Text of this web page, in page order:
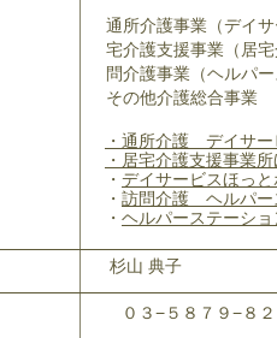
通所介護事業（デイ
宅介護支援事業（居
問介護事業（ヘルパ
その他介護総合事業
杉山 典子
０３−５８７９−８
・通所介護 デイサ
・居宅介護支援事業
・ デイサービスほっ
・ 訪問介護 ヘルパー
・ ヘルパーステーシ